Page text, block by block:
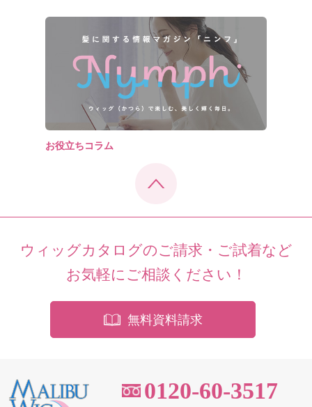
お役立ちコラム
ウィッグカタログのご請求・ご試着など
お気軽にご相談ください！
無料資料請求
0120-60-3517